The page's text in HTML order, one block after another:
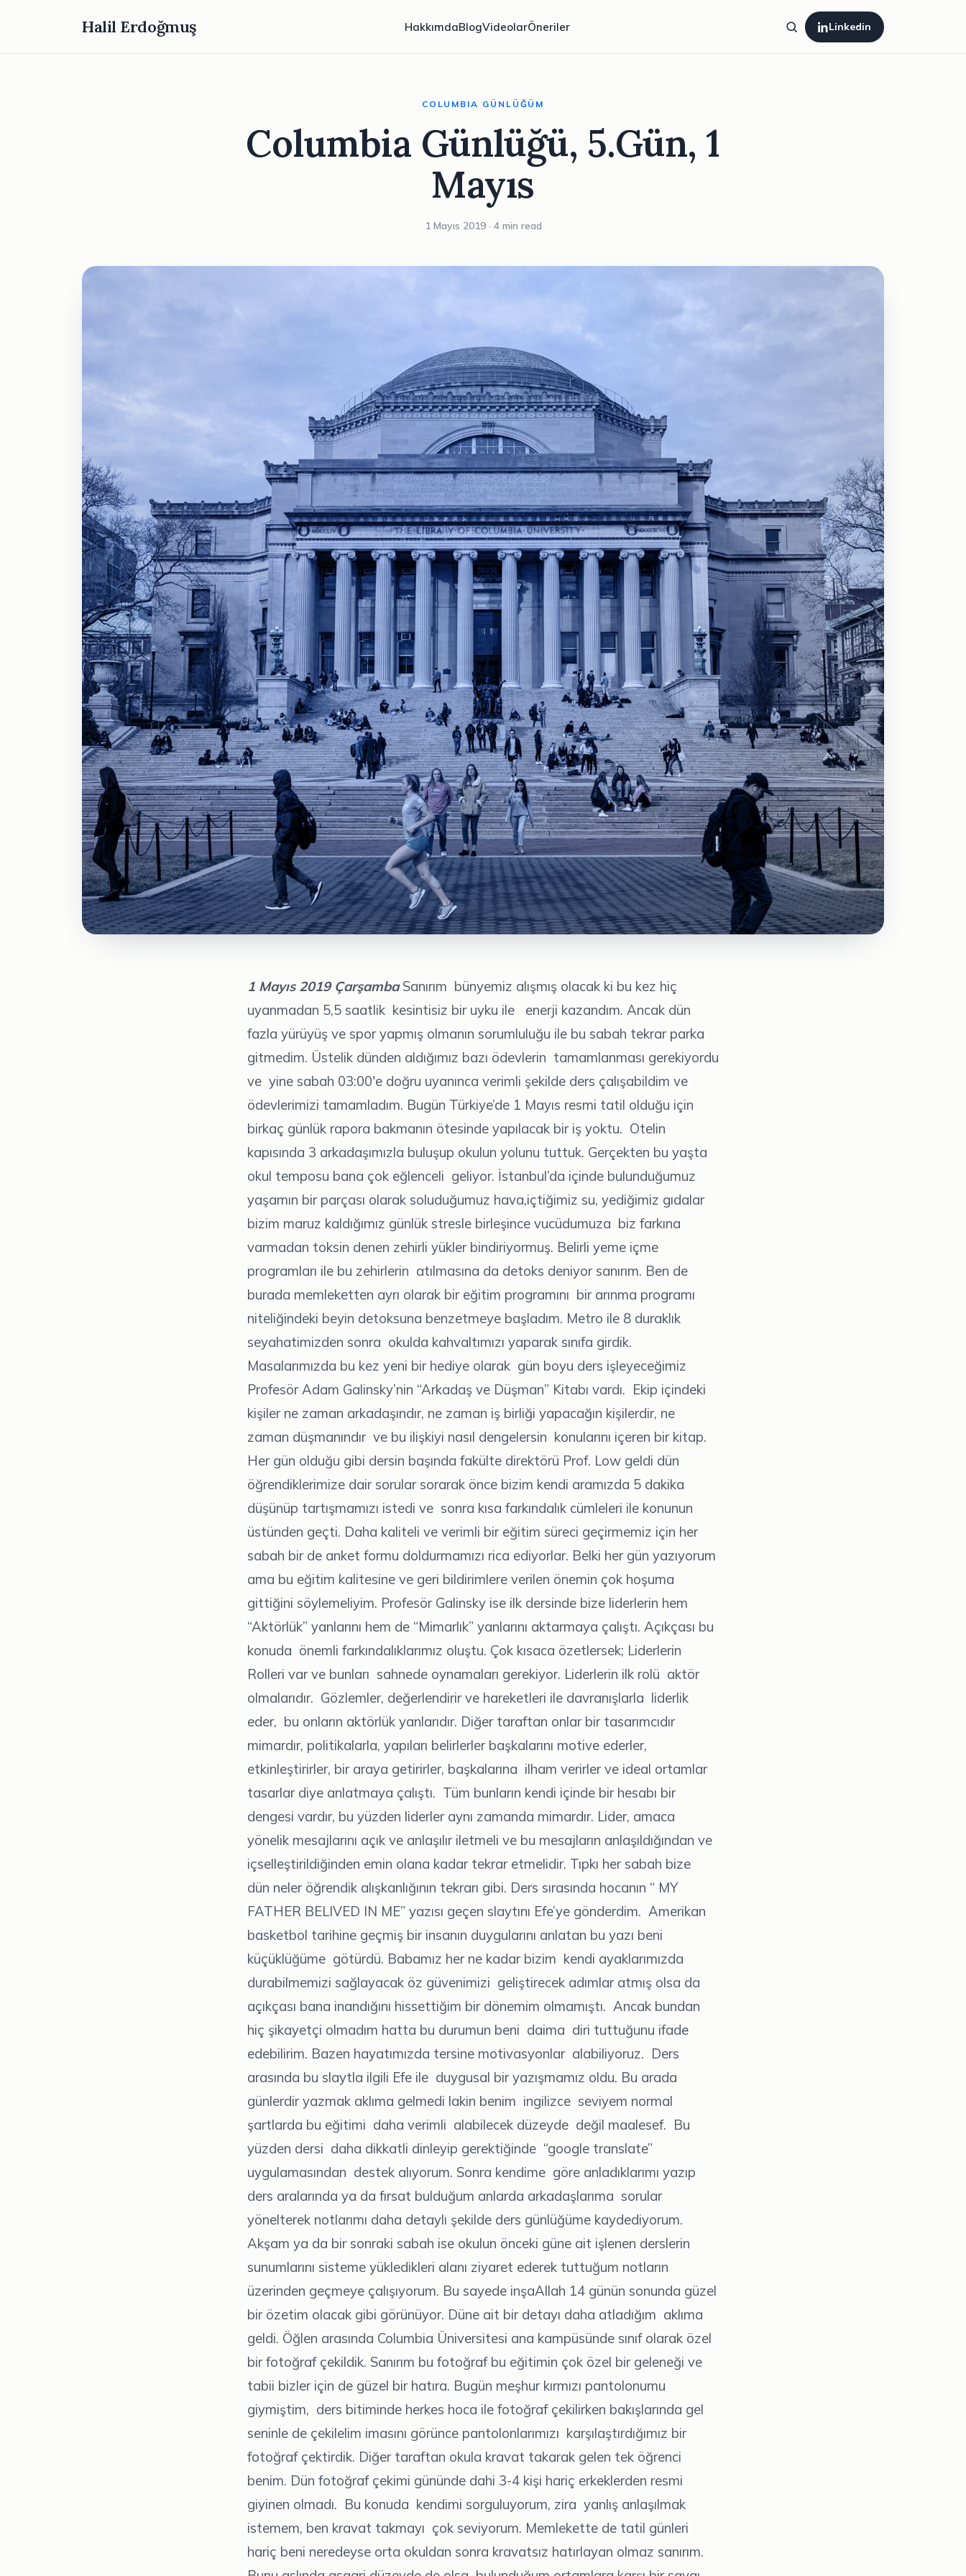
Halil Erdoğmuş HakkımdaBlogVideolarÖneriler Linkedin
COLUMBIA GÜNLÜĞÜM
Columbia Günlüğü, 5.Gün, 1
Mayıs
1 Mayıs 2019 · 4 min read
1 Mayıs 2019 ÇarşambaSanırım bünyemiz alışmış olacak ki bu kez hiç
uyanmadan 5,5 saatlik kesintisiz bir uyku ile enerji kazandım. Ancak dün
fazla yürüyüş ve spor yapmış olmanın sorumluluğu ile bu sabah tekrar parka
gitmedim. Üstelik dünden aldığımız bazı ödevlerin tamamlanması gerekiyordu
ve yine sabah 03:00'e doğru uyanınca verimli şekilde ders çalışabildim ve
ödevlerimizi tamamladım. Bugün Türkiye’de 1 Mayıs resmi tatil olduğu için
birkaç günlük rapora bakmanın ötesinde yapılacak bir iş yoktu. Otelin
kapısında 3 arkadaşımızla buluşup okulun yolunu tuttuk. Gerçekten bu yaşta
okul temposu bana çok eğlenceli geliyor. İstanbul’da içinde bulunduğumuz
yaşamın bir parçası olarak soluduğumuz hava,içtiğimiz su, yediğimiz gıdalar
bizim maruz kaldığımız günlük stresle birleşince vucüdumuza biz farkına
varmadan toksin denen zehirli yükler bindiriyormuş. Belirli yeme içme
programları ile bu zehirlerin atılmasına da detoks deniyor sanırım. Ben de
burada memleketten ayrı olarak bir eğitim programını bir arınma programı
niteliğindeki beyin detoksuna benzetmeye başladım. Metro ile 8 duraklık
seyahatimizden sonra okulda kahvaltımızı yaparak sınıfa girdik.
Masalarımızda bu kez yeni bir hediye olarak gün boyu ders işleyeceğimiz
Profesör Adam Galinsky’nin “Arkadaş ve Düşman” Kitabı vardı. Ekip içindeki
kişiler ne zaman arkadaşındır, ne zaman iş birliği yapacağın kişilerdir, ne
zaman düşmanındır ve bu ilişkiyi nasıl dengelersin konularını içeren bir kitap.
Her gün olduğu gibi dersin başında fakülte direktörü Prof. Low geldi dün
öğrendiklerimize dair sorular sorarak önce bizim kendi aramızda 5 dakika
düşünüp tartışmamızı istedi ve sonra kısa farkındalık cümleleri ile konunun
üstünden geçti. Daha kaliteli ve verimli bir eğitim süreci geçirmemiz için her
sabah bir de anket formu doldurmamızı rica ediyorlar. Belki her gün yazıyorum
ama bu eğitim kalitesine ve geri bildirimlere verilen önemin çok hoşuma
gittiğini söylemeliyim. Profesör Galinsky ise ilk dersinde bize liderlerin hem
“Aktörlük” yanlarını hem de “Mimarlık” yanlarını aktarmaya çalıştı. Açıkçası bu
konuda önemli farkındalıklarımız oluştu. Çok kısaca özetlersek; Liderlerin
Rolleri var ve bunları sahnede oynamaları gerekiyor. Liderlerin ilk rolü aktör
olmalarıdır. Gözlemler, değerlendirir ve hareketleri ile davranışlarla liderlik
eder, bu onların aktörlük yanlarıdır. Diğer taraftan onlar bir tasarımcıdır
mimardır, politikalarla, yapıları belirlerler başkalarını motive ederler,
etkinleştirirler, bir araya getirirler, başkalarına ilham verirler ve ideal ortamlar
tasarlar diye anlatmaya çalıştı. Tüm bunların kendi içinde bir hesabı bir
dengesi vardır, bu yüzden liderler aynı zamanda mimardır. Lider, amaca
yönelik mesajlarını açık ve anlaşılır iletmeli ve bu mesajların anlaşıldığından ve
içselleştirildiğinden emin olana kadar tekrar etmelidir. Tıpkı her sabah bize
dün neler öğrendik alışkanlığının tekrarı gibi. Ders sırasında hocanın “ MY
FATHER BELIVED IN ME” yazısı geçen slaytını Efe’ye gönderdim. Amerikan
basketbol tarihine geçmiş bir insanın duygularını anlatan bu yazı beni
küçüklüğüme götürdü. Babamız her ne kadar bizim kendi ayaklarımızda
durabilmemizi sağlayacak öz güvenimizi geliştirecek adımlar atmış olsa da
açıkçası bana inandığını hissettiğim bir dönemim olmamıştı. Ancak bundan
hiç şikayetçi olmadım hatta bu durumun beni daima diri tuttuğunu ifade
edebilirim. Bazen hayatımızda tersine motivasyonlar alabiliyoruz. Ders
arasında bu slaytla ilgili Efe ile duygusal bir yazışmamız oldu. Bu arada
günlerdir yazmak aklıma gelmedi lakin benim ingilizce seviyem normal
şartlarda bu eğitimi daha verimli alabilecek düzeyde değil maalesef. Bu
yüzden dersi daha dikkatli dinleyip gerektiğinde “google translate”
uygulamasından destek alıyorum. Sonra kendime göre anladıklarımı yazıp
ders aralarında ya da fırsat bulduğum anlarda arkadaşlarıma sorular
yönelterek notlarımı daha detaylı şekilde ders günlüğüme kaydediyorum.
Akşam ya da bir sonraki sabah ise okulun önceki güne ait işlenen derslerin
sunumlarını sisteme yükledikleri alanı ziyaret ederek tuttuğum notların
üzerinden geçmeye çalışıyorum. Bu sayede inşaAllah 14 günün sonunda güzel
bir özetim olacak gibi görünüyor. Düne ait bir detayı daha atladığım aklıma
geldi. Öğlen arasında Columbia Üniversitesi ana kampüsünde sınıf olarak özel
bir fotoğraf çekildik. Sanırım bu fotoğraf bu eğitimin çok özel bir geleneği ve
tabii bizler için de güzel bir hatıra. Bugün meşhur kırmızı pantolonumu
giymiştim, ders bitiminde herkes hoca ile fotoğraf çekilirken bakışlarında gel
seninle de çekilelim imasını görünce pantolonlarımızı karşılaştırdığımız bir
fotoğraf çektirdik. Diğer taraftan okula kravat takarak gelen tek öğrenci
benim. Dün fotoğraf çekimi gününde dahi 3-4 kişi hariç erkeklerden resmi
giyinen olmadı. Bu konuda kendimi sorguluyorum, zira yanlış anlaşılmak
istemem, ben kravat takmayı çok seviyorum. Memlekette de tatil günleri
hariç beni neredeyse orta okuldan sonra kravatsız hatırlayan olmaz sanırım.